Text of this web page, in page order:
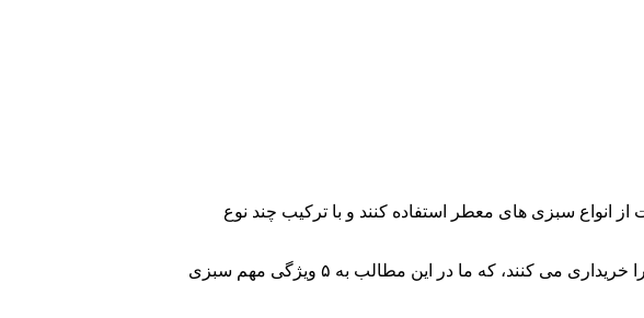
انواع سبزی های معطر استفاده کنند و با ترکیب چند نوع
لذا مشتریان و خریداران با توجه به ویژگی هایی که سبزی خورشتی معطر می تواند به همراه داشته باشد این محصول را خریداری می کنند، که ما در این مطالب به ۵ ویژگی مهم سبزی